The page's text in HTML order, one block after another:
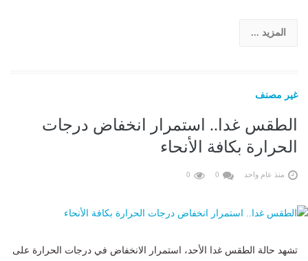
المزيد ...
غير مصنف
الطقس غدا.. استمرار انخفاض درجات
الحرارة بكافة الأنحاء
منذ عام واحد 0
0
تشهد حالة الطقس غدا الأحد، استمرار الانخفاض في درجات الحرارة على